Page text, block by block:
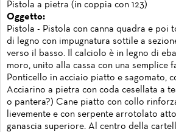
Pistola a pietra (in coppia con 123)
Oggetto:
Pistola - Pistola con canna quadra e poi
di legno con impugnatura sottile a
verso il basso. Il calciolo è in legno di
moro, unito alla cassa con una semplice
Ponticello in acciaio piatto e sagomato,
Acciarino a pietra con coda cesellata a
o pantera?) Cane piatto con collo
lievemente e con serpente arrotolato
ganascia superiore. Al centro della